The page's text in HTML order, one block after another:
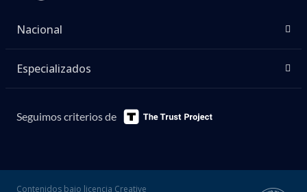
Nacional
Especializados
Seguimos criterios de
Contenidos bajo licencia Creative